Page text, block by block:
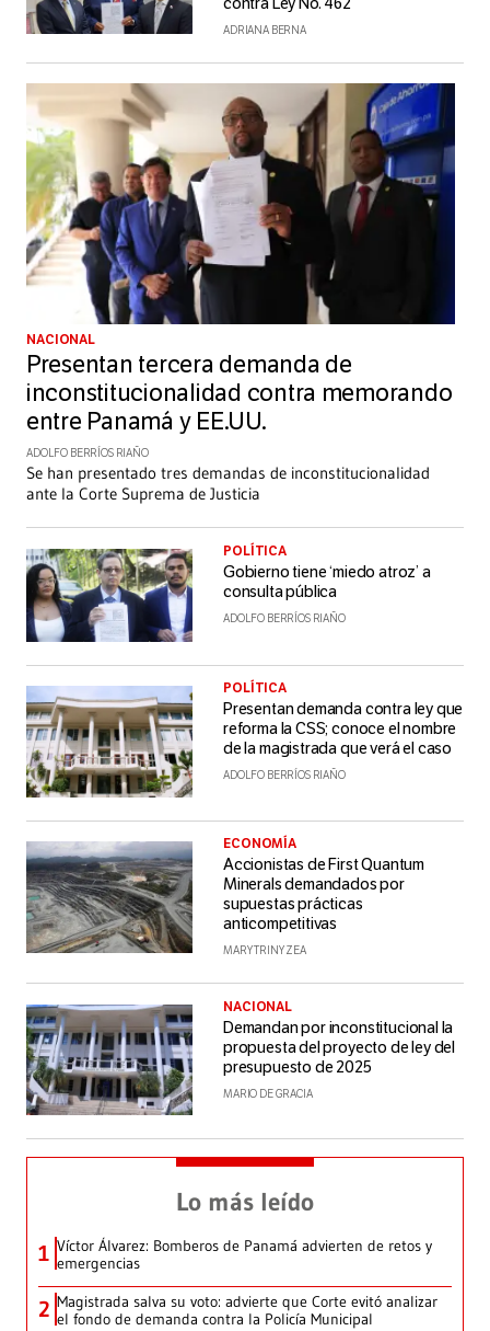
ADRIANA BERNA
NACIONAL
Presentan tercera demanda de
inconstitucionalidad contra memorando
entre Panamá y EE.UU.
ADOLFO BERRÍOS RIAÑO
Se han presentado tres demandas de inconstitucionalidad
ante la Corte Suprema de Justicia
POLÍTICA
Gobierno tiene ‘miedo atroz’ a
consulta pública
ADOLFO BERRÍOS RIAÑO
POLÍTICA
Presentan demanda contra ley que
reforma la CSS; conoce el nombre
de la magistrada que verá el caso
ADOLFO BERRÍOS RIAÑO
ECONOMÍA
Accionistas de First Quantum
Minerals demandados por
supuestas prácticas
anticompetitivas
MARY TRINY ZEA
NACIONAL
Demandan por inconstitucional la
propuesta del proyecto de ley del
presupuesto de 2025
MARIO DE GRACIA
Lo más leído
1 Víctor Álvarez: Bomberos de Panamá advierten de retos y
emergencias
2 Magistrada salva su voto: advierte que Corte evitó analizar
el fondo de demanda contra la Policía Municipal